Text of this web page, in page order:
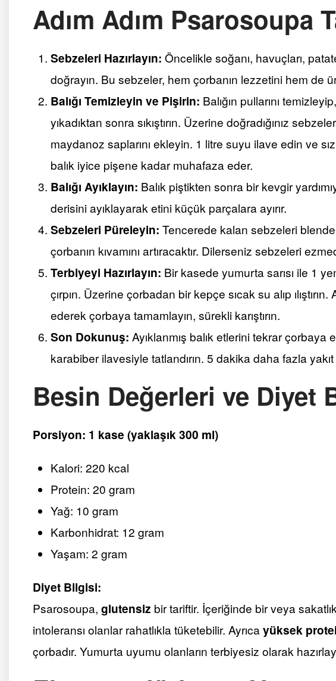
Adım Adım Psarosoupa
Sebzeleri Hazırlayın: Öncelikle soğanı, havuçları,
doğrayın. Bu sebzeler, hem çorbanın lezzetini hem de
Balığı Temizleyin ve Pişirin: Balığın pullarını
yıkadıktan sonra sıkıştırın. Üzerine doğradığınız
maydanoz saplarını ekleyin. 1 litre suyu ilave edin ve
balık iyice pişene kadar muhafaza eder.
Balığı Ayıklayın: Balık piştikten sonra bir kevgir
derisini ayıklayarak etini küçük parçalara ayırır.
Sebzeleri Püreleyin: Tencerede kalan sebzeleri
çorbanın kıvamını artıracaktır. Dilerseniz sebzeleri
Terbiyeyi Hazırlayın: Bir kasede yumurta sarısı ile 1
çırpın. Üzerine çorbadan bir kepçe sıcak su alıp
ederek çorbaya tamamlayın, sürekli karıştırın.
Son Dokunuş: Ayıklanmış balık etlerini tekrar çorbaya
karabiber ilavesiyle tatlandırın. 5 dakika daha fazla yakıt
Besin Değerleri ve Diyet
Porsiyon: 1 kase (yaklaşık 300 ml)
Kalori: 220 kcal
Protein: 20 gram
Yağ: 10 gram
Karbonhidrat: 12 gram
Yaşam: 2 gram
Diyet Bilgisi:
Psarosoupa, glutensiz bir tariftir. İçeriğinde bir veya
intoleransı olanlar rahatlıkla tüketebilir. Ayrıcayüksek
çorbadır. Yumurta uyumu olanların terbiyesiz olarak